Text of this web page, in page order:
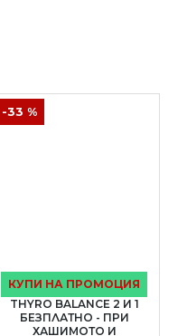
КУПИ НА ПРОМОЦИЯ
-33 %
THYRO BALANCE 2 И 1
БЕЗПЛАТНО - ПРИ
ХАШИМОТО И